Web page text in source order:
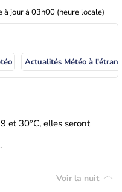
à jour à 03h00 (heure locale)
et 30°C, elles seront
Voir la nuit